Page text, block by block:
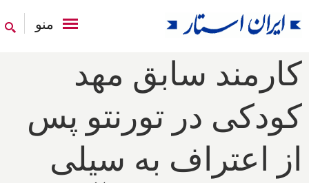
منو
کارمند سابق مهد
کودکی در تورنتو پس
از اعتراف به سیلی